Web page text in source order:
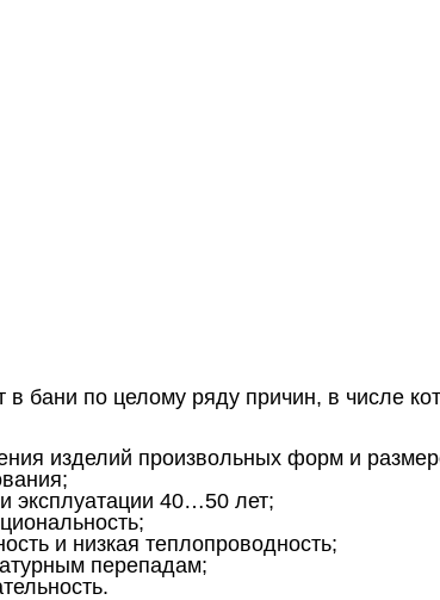
в бани по целому ряду причин, в числе
изделий произвольных форм и
эксплуатации 40…50 лет;
и низкая теплопроводность;
перепадам;